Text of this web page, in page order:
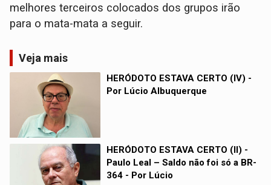
melhores terceiros colocados dos grupos irão
para o mata-mata a seguir.
Veja mais
HERÓDOTO ESTAVA CERTO (IV) -
Por Lúcio Albuquerque
HERÓDOTO ESTAVA CERTO (II) -
Paulo Leal – Saldo não foi só a BR-
364 - Por Lúcio